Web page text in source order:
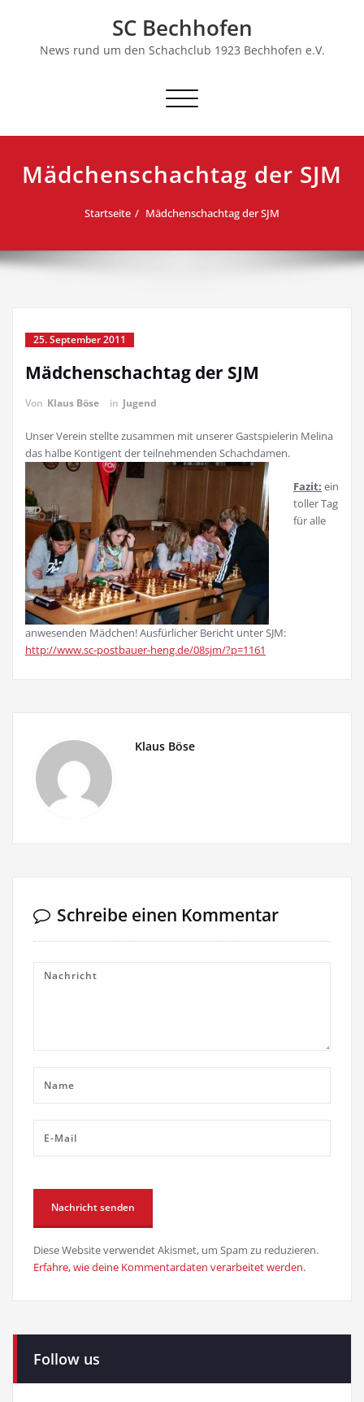
SC Bechhofen
News rund um den Schachclub 1923 Bechhofen e.V.
Schalte
Mädchenschachtag der SJM
Startseite Mädchenschachtag der SJM
25. September 2011
Mädchenschachtag der SJM
Von Klaus Böse in Jugend
Unser Verein stellte zusammen mit unserer Gastspielerin Melina
das halbe Kontigent der teilnehmenden Schachdamen.
Fazit: ein
toller Tag
für alle
anwesenden Mädchen! Ausfürlicher Bericht unter SJM:
http://www.sc-postbauer-heng.de/08sjm/?p=1161
Klaus Böse
Schreibe einen Kommentar
Diese Website verwendet Akismet, um Spam zu reduzieren.
Erfahre, wie deine Kommentardaten verarbeitet werden.
Follow us